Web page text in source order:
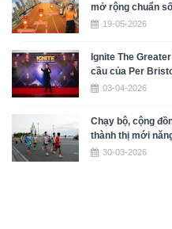
mở rộng chuẩn
19-05-2026
Ignite The
cầu của Per
03-04-2026
Chạy bộ, cộng
thành thị mới
30-03-2026